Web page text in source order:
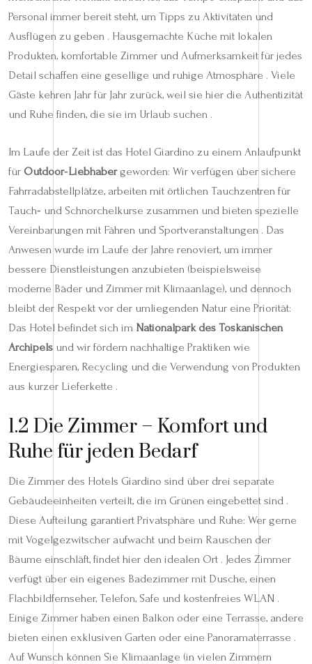
Personal immer bereit steht, um Tipps zu Aktivitäten und
Ausflügen zu geben . Hausgemachte Küche mit lokalen
Produkten, komfortable Zimmer und Aufmerksamkeit für jedes
Detail schaffen eine gesellige und ruhige Atmosphäre . Viele
Gäste kehren Jahr für Jahr zurück, weil sie hier die Authentizität
und Ruhe finden, die sie im Urlaub suchen .
Im Laufe der Zeit ist das Hotel Giardino zu einem Anlaufpunkt
für Outdoor‑Liebhabergeworden: Wir verfügen über sichere
Fahrradabstellplätze, arbeiten mit örtlichen Tauchzentren für
Tauch‑ und Schnorchelkurse zusammen und bieten spezielle
Vereinbarungen mit Fähren und Sportveranstaltungen . Das
Anwesen wurde im Laufe der Jahre renoviert, um immer
bessere Dienstleistungen anzubieten (beispielsweise
moderne Bäder und Zimmer mit Klimaanlage), und dennoch
bleibt der Respekt vor der umliegenden Natur eine Priorität:
Das Hotel befindet sich im Nationalpark des Toskanischen
Archipels und wir fördern nachhaltige Praktiken wie
Energiesparen, Recycling und die Verwendung von Produkten
aus kurzer Lieferkette .
1.2 Die Zimmer – Komfort und
Ruhe für jeden Bedarf
Die Zimmer des Hotels Giardino sind über drei separate
Gebäudeeinheiten verteilt, die im Grünen eingebettet sind .
Diese Aufteilung garantiert Privatsphäre und Ruhe: Wer gerne
mit Vogelgezwitscher aufwacht und beim Rauschen der
Bäume einschläft, findet hier den idealen Ort . Jedes Zimmer
verfügt über ein eigenes Badezimmer mit Dusche, einen
Flachbildfernseher, Telefon, Safe und kostenfreies WLAN .
Einige Zimmer haben einen Balkon oder eine Terrasse, andere
bieten einen exklusiven Garten oder eine Panoramaterrasse .
Auf Wunsch können Sie Klimaanlage (in vielen Zimmern